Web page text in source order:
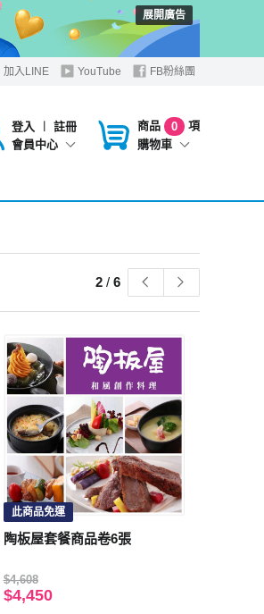
展開廣告
加入LINE YouTube FB粉絲團
登入 ︱
註冊
會員中心
商品 0
項
購物車
2 / 6
此商品免運
陶板屋套餐商品卷6張
$4,608
$4,450